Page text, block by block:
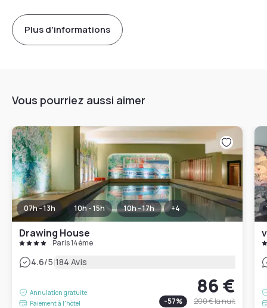
Plus d'informations
Vous pourriez aussi aimer
07h - 13h 10h - 15h 10h - 17h +4
Drawing House
Paris 14ème
4.6/5|184 Avis
Annulation gratuite
Paiement à l'hôtel
86 €
-57% 200 €la nuit